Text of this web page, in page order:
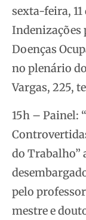
sexta-feira, 11
Indenizações
Doenças
no plenário
Vargas, 225,
15h – Painel:
do Trabalho”
pelo
mestre e